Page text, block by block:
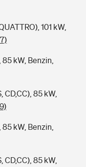
101 kW,
85 kW, Benzin,
CD,CC), 85 kW,
85 kW, Benzin,
CD,CC), 85 kW,